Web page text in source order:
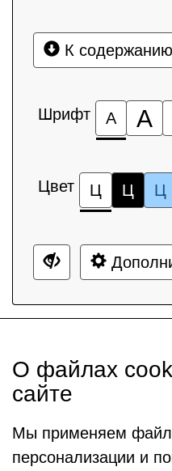
К содержанию
Шрифт А А
Цвет Ц Ц Ц
О файлах
сайте
Мы применяем
персонализации и